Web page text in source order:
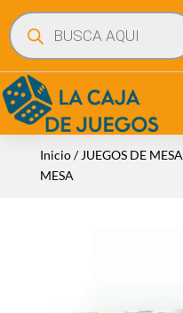
Búsqueda
de
productos
Inicio/ JUEGOS DE MESA
MESA